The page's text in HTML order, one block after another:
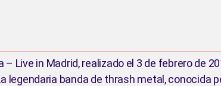
– Live in Madrid, realizado el 3 de febrero de
legendaria banda de thrash metal,